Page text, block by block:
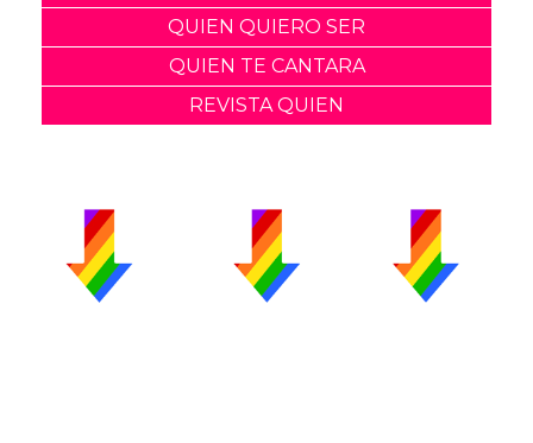
QUIEN QUIERO SER
QUIEN TE CANTARA
REVISTA QUIEN